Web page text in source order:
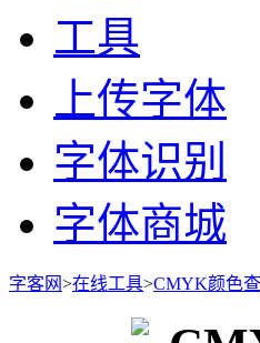
工具
上传字体
字体识别
字体商城
字客网>在线工具>CMYK颜色